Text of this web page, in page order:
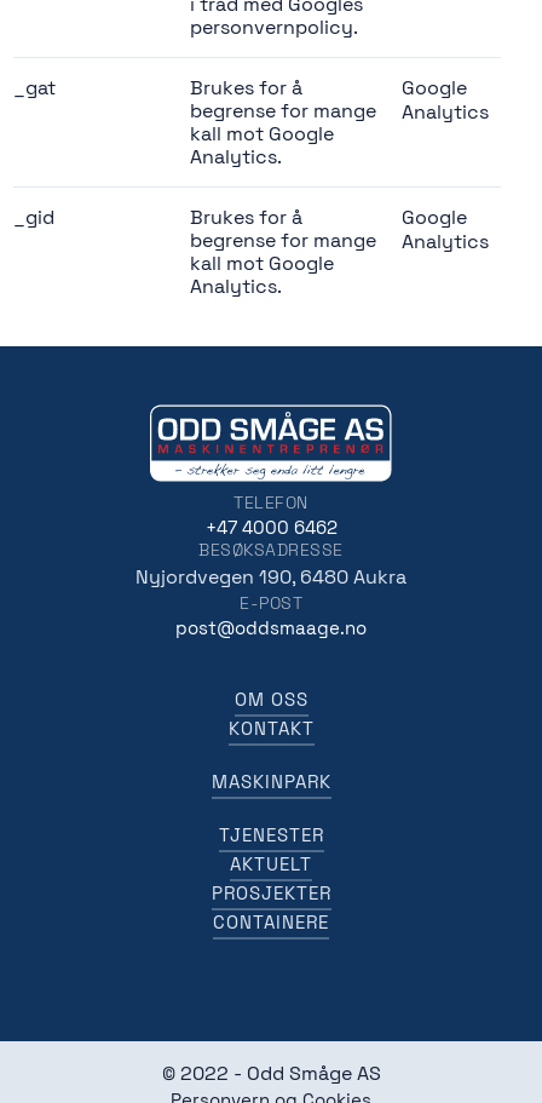
personvernpolicy.
_gat
Brukes for å
begrense for mange
kall mot Google
Analytics.
Google
Analytics
_gid
Brukes for å
begrense for mange
kall mot Google
Analytics.
Google
Analytics
TELEFON
+47 4000 6462
BESØKSADRESSE
Nyjordvegen 190, 6480 Aukra
E-POST
post@oddsmaage.no
MASKINPARK
TJENESTER
AKTUELT
PROSJEKTER
CONTAINERE
OM OSS
KONTAKT
© 2022 - Odd Småge AS